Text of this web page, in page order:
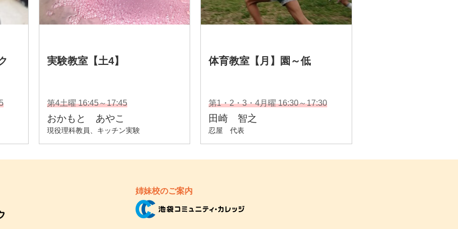
姉妹校のご案内